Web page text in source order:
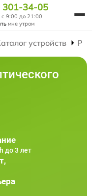
301-34-05
9:00 до 21:00
мне утром
устройств
до 3 лет